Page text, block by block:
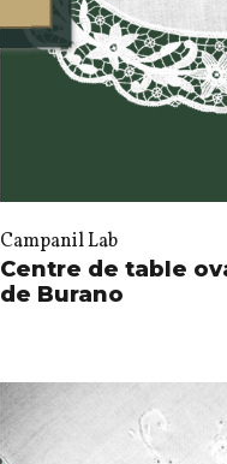
Campanil Lab
Centre de table
de Burano